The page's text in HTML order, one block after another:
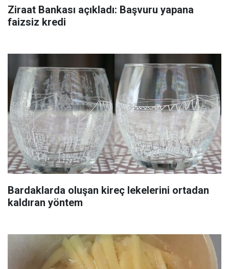
Ziraat Bankası açıkladı: Başvuru yapana
faizsiz kredi
Bardaklarda oluşan kireç lekelerini ortadan
kaldıran yöntem